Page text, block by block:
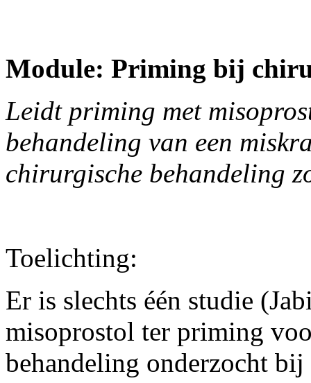
Module: Priming bij
Leidt priming met
behandeling van een
chirurgische behandeling
Toelichting:
Er is slechts één studie
misoprostol ter priming
behandeling onderzocht